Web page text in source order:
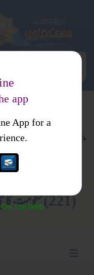
(221) حکومت کا جی پی فنڈ سود کے ساتھ واپس کرنا
app
App for a
The Web